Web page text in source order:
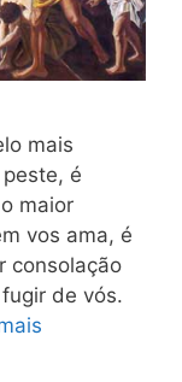
mais
é
maior
vos ama, é
consolação
de vós.